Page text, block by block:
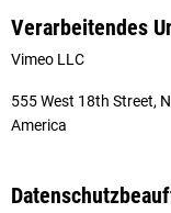
Verarbeitendes
Vimeo LLC
555 West 18th Street,
America